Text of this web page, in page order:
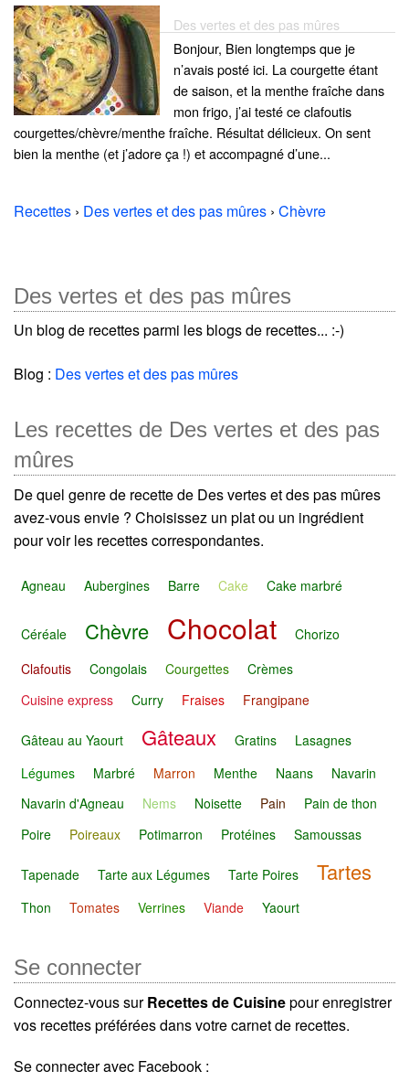
Des vertes et des pas mûres
Bonjour, Bien longtemps que je
n’avais posté ici. La courgette étant
de saison, et la menthe fraîche dans
mon frigo, j’ai testé ce clafoutis
courgettes/chèvre/menthe fraîche. Résultat délicieux. On sent
bien la menthe (et j’adore ça !) et accompagné d’une...
Recettes › Des vertes et des pas mûres › Chèvre
Des vertes et des pas mûres
Un blog de recettes parmi les blogs de recettes... :-)
Blog : Des vertes et des pas mûres
Les recettes de Des vertes et des pas
mûres
De quel genre de recette de Des vertes et des pas mûres
avez-vous envie ? Choisissez un plat ou un ingrédient
pour voir les recettes correspondantes.
Agneau Aubergines Barre Cake Cake marbré
Céréale Chèvre Chocolat
Chorizo
Clafoutis
Congolais Courgettes
Crèmes
Cuisine express
Curry Fraises Frangipane
Gâteau au Yaourt Gâteaux Gratins
Lasagnes
Légumes
Marbré Marron Menthe Naans
Navarin
Navarin d'Agneau
Nems Noisette Pain
Pain de thon
Poire
Poireaux Potimarron Protéines Samoussas
Tapenade Tarte aux Légumes Tarte Poires Tartes
Thon Tomates Verrines Viande Yaourt
Se connecter
Connectez-vous surRecettes de Cuisinepour enregistrer
vos recettes préférées dans votre carnet de recettes.
Se connecter avec Facebook :